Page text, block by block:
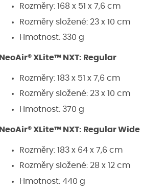
Rozměry: 168 x 51 x 7,6 cm
Rozměry složené: 23 x 10 cm
Hmotnost: 330 g
NeoAir® XLite™ NXT: Regular
Rozměry: 183 x 51 x 7,6 cm
Rozměry složené: 23 x 10 cm
Hmotnost: 370 g
NeoAir® XLite™ NXT: Regular Wide
Rozměry: 183 x 64 x 7,6 cm
Rozměry složené: 28 x 12 cm
Hmotnost: 440 g